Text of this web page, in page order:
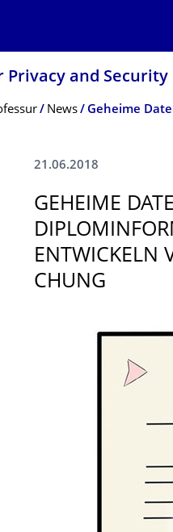
Privacy and Security
News
21.06.2018
GEHEIME
ENTWICKELN
CHUNG